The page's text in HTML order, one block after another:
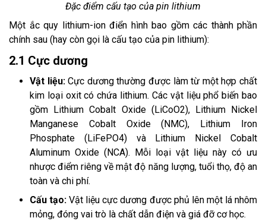
Đặc điểm cấu tạo của pin lithium
Một ắc quy lithium-ion điển hình bao gồm các thành phần
chính sau (hay còn gọi là cấu tạo của pin lithium):
2.1 Cực dương
Vật liệu:Cực dương thường được làm từ một hợp chất
kim loại oxit có chứa lithium. Các vật liệu phổ biến bao
gồm Lithium Cobalt Oxide (LiCoO2), Lithium Nickel
Manganese Cobalt Oxide (NMC), Lithium Iron
Phosphate (LiFePO4) và Lithium Nickel Cobalt
Aluminum Oxide (NCA). Mỗi loại vật liệu này có ưu
nhược điểm riêng về mật độ năng lượng, tuổi thọ, độ an
toàn và chi phí.
Cấu tạo: Vật liệu cực dương được phủ lên một lá nhôm
mỏng, đóng vai trò là chất dẫn điện và giá đỡ cơ học.